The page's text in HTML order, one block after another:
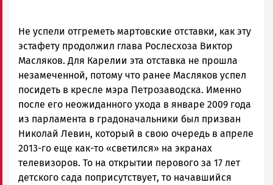
Не успели отгреметь мартовские отставки, как эту
эстафету продолжил глава Рослесхоза Виктор
Масляков. Для Карелии эта отставка не прошла
незамеченной, потому что ранее Масляков успел
посидеть в кресле мэра Петрозаводска. Именно
после его неожиданного ухода в январе 2009 года
из парламента в градоначальники был призван
Николай Левин, который в свою очередь в апреле
2013-го еще как-то «светился» на экранах
телевизоров. То на открытии перового за 17 лет
детского сада поприсутствует, то начавшийся